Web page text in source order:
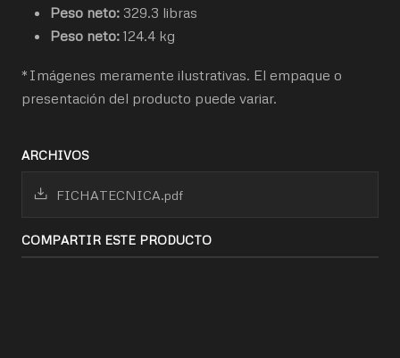
Peso neto: 329.3 libras
Peso neto: 124.4 kg
*Imágenes meramente ilustrativas. El empaque o
presentación del producto puede variar.
ARCHIVOS
FICHATECNICA.pdf
COMPARTIR ESTE PRODUCTO